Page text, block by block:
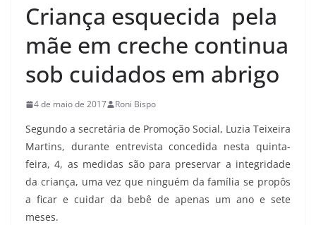
Criança esquecida pela
mãe em creche continua
sob cuidados em abrigo
4 de maio de 2017 Roni Bispo
Segundo a secretária de Promoção Social, Luzia Teixeira
Martins, durante entrevista concedida nesta quinta-
feira, 4, as medidas são para preservar a integridade
da criança, uma vez que ninguém da família se propôs
a ficar e cuidar da bebê de apenas um ano e sete
meses.